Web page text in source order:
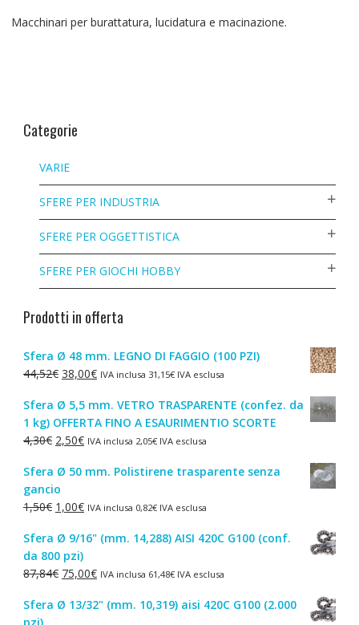
Macchinari per burattatura, lucidatura e macinazione.
Categorie
VARIE
SFERE PER INDUSTRIA
SFERE PER OGGETTISTICA
SFERE PER GIOCHI HOBBY
Prodotti in offerta
Sfera Ø 48 mm. LEGNO DI FAGGIO (100 PZI)
44,52€ Il
originale
era:
44,52€.
38,00€Il
attuale
è:
38,00€.
IVA inclusa 31,15€IVA esclusa
Sfera Ø 5,5 mm. VETRO TRASPARENTE (confez. da
1 kg) OFFERTA FINO A ESAURIMENTIO SCORTE
4,30€ Il
originale
era:
4,30€.
2,50€Il
attuale
2,50€.
IVA inclusa 2,05€IVA esclusa
Sfera Ø 50 mm. Polistirene trasparente senza
gancio
1,50€ Il
originale
era:
1,50€.
1,00€Il
attuale
è:
1,00€.
IVA inclusa 0,82€IVA esclusa
Sfera Ø 9/16" (mm. 14,288) AISI 420C G100 (conf.
da 800 pzi)
87,84€ Il
originale
75,00€Il
attuale
IVA inclusa 61,48€IVA esclusa
Sfera Ø 13/32" (mm. 10,319) aisi 420C G100 (2.000
pzi)